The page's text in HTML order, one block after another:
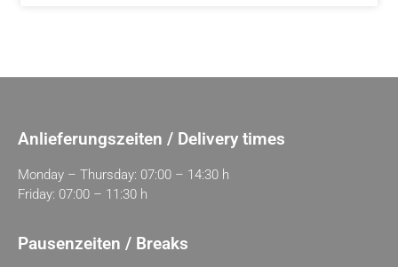
Anlieferungszeiten / Delivery times
Monday – Thursday: 07:00 – 14:30 h
Friday: 07:00 – 11:30 h
Pausenzeiten / Breaks